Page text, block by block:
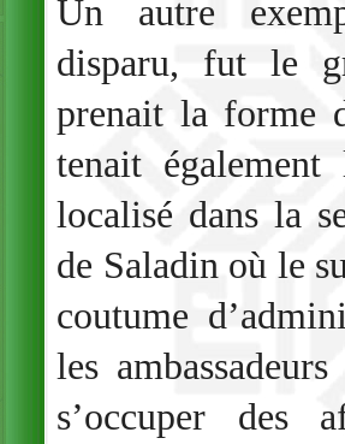
Un autre
disparu, fut le
prenait la forme
tenait
localisé dans la
de Saladin où le
coutume
les
s’occuper des